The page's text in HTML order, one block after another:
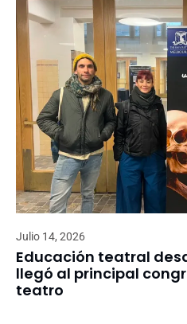
Julio 14, 2026
Educación teatral
llegó al principal
teatro